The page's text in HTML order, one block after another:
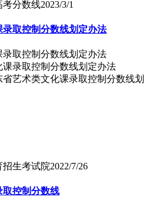
考分数线2023/3/1
取控制分数线划定办法
取控制分数线划定办法
省艺术类文化课录取控制分数线划
招生考试院2022/7/26
取控制分数线